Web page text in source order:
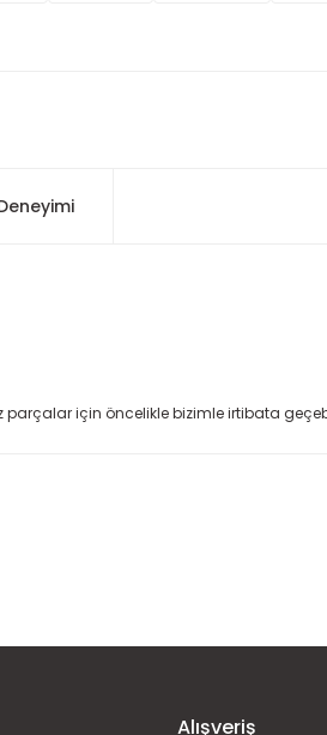
parçalar için öncelikle bizimle irtibata
Alışveriş